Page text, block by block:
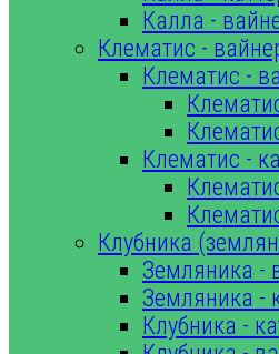
Калла -
Клематис -
Клематис -
Клематис -
Клубника
Земляника -
Земляника -
Клубника -